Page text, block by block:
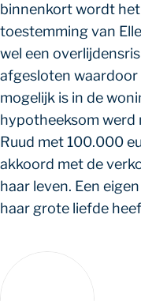
binnenkort wordt
toestemming van
wel een
afgesloten
mogelijk is in de
hypotheeksom werd
Ruud met 100.000
akkoord met de
haar leven. Een
haar grote liefde